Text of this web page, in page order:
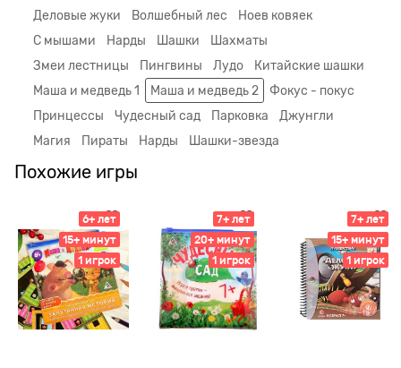
Деловые жуки
Волшебный лес
Ноев ковяек
С мышами
Нарды Шашки
Шахматы
Змеи лестницы
Пингвины Лудо
Китайские шашки
Маша и медведь 1
Маша и медведь 2
Фокус - покус
Принцессы
Чудесный сад Парковка
Джунгли
Магия
Пираты Нарды Шашки-звезда
Похожие игры
6+ лет
15+ минут
1 игрок
7+ лет
20+ минут
1 игрок
7+ лет
15+ минут
1 игрок